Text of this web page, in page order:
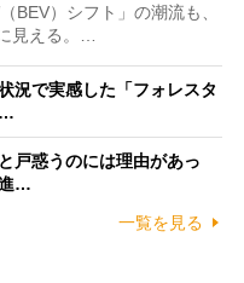
BEV）シフト」の潮流も、
見える。…
況で実感した「フォレスタ
…
戸惑うのには理由があっ
…
一覧を見る